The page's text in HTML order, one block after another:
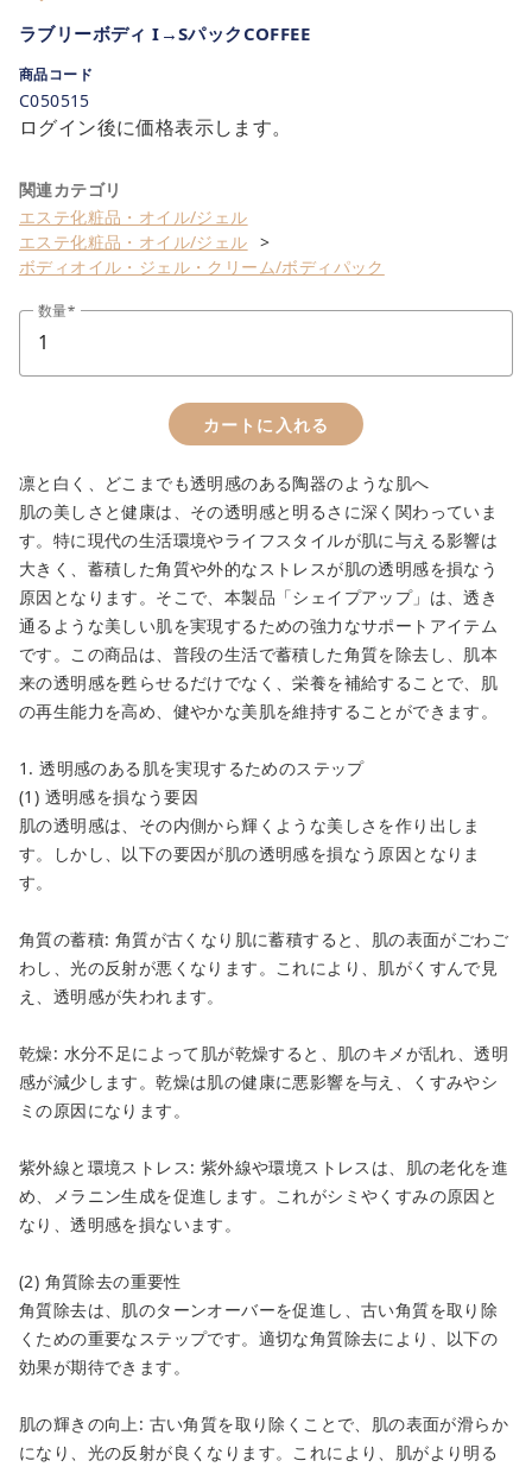
ラブリーボディ I→SパックCOFFEE
商品コード
C050515
ログイン後に価格表示します。
関連カテゴリ
エステ化粧品・オイル/ジェル
エステ化粧品・オイル/ジェル
ボディオイル・ジェル・クリーム/ボディパック
数量
カートに入れる
凛と白く、どこまでも透明感のある陶器のような肌へ
肌の美しさと健康は、その透明感と明るさに深く関わっていま
す。特に現代の生活環境やライフスタイルが肌に与える影響は
大きく、蓄積した角質や外的なストレスが肌の透明感を損なう
原因となります。そこで、本製品「シェイプアップ」は、透き
通るような美しい肌を実現するための強力なサポートアイテム
です。この商品は、普段の生活で蓄積した角質を除去し、肌本
来の透明感を甦らせるだけでなく、栄養を補給することで、肌
の再生能力を高め、健やかな美肌を維持することができます。
1. 透明感のある肌を実現するためのステップ
(1) 透明感を損なう要因
肌の透明感は、その内側から輝くような美しさを作り出しま
す。しかし、以下の要因が肌の透明感を損なう原因となりま
す。
角質の蓄積: 角質が古くなり肌に蓄積すると、肌の表面がごわご
わし、光の反射が悪くなります。これにより、肌がくすんで見
え、透明感が失われます。
乾燥: 水分不足によって肌が乾燥すると、肌のキメが乱れ、透明
感が減少します。乾燥は肌の健康に悪影響を与え、くすみやシ
ミの原因になります。
紫外線と環境ストレス: 紫外線や環境ストレスは、肌の老化を進
め、メラニン生成を促進します。これがシミやくすみの原因と
なり、透明感を損ないます。
(2) 角質除去の重要性
角質除去は、肌のターンオーバーを促進し、古い角質を取り除
くための重要なステップです。適切な角質除去により、以下の
効果が期待できます。
肌の輝きの向上: 古い角質を取り除くことで、肌の表面が滑らか
になり、光の反射が良くなります。これにより、肌がより明る